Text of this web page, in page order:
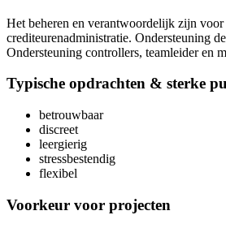
Het beheren en verantwoordelijk zijn
crediteurenadministratie. Ondersteuning
Ondersteuning controllers, teamleider en
Typische opdrachten & sterke
betrouwbaar
discreet
leergierig
stressbestendig
flexibel
Voorkeur voor projecten